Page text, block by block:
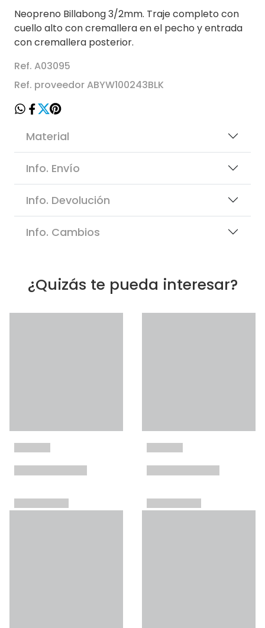
Neopreno Billabong 3/2mm. Traje completo con
cuello alto con cremallera en el pecho y entrada
con cremallera posterior.
Ref. A03095
Ref. proveedor ABYW100243BLK
Material
Info. Envío
Info. Devolución
Info. Cambios
¿Quizás te pueda interesar?